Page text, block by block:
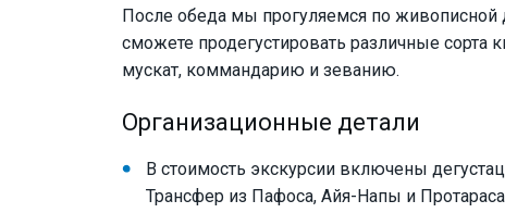
После обеда мы прогуляемся по
сможете продегустировать различные сорта
мускат, коммандарию и зеванию.
Организационные детали
В стоимость экскурсии включены
Трансфер из Пафоса, Айя-Напы и